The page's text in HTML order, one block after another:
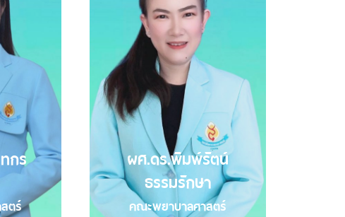
กร
ตร์
ผศ.ดร.พิมพ์รัตน์
ธรรมรักษา
คณะพยาบาลศาสตร์